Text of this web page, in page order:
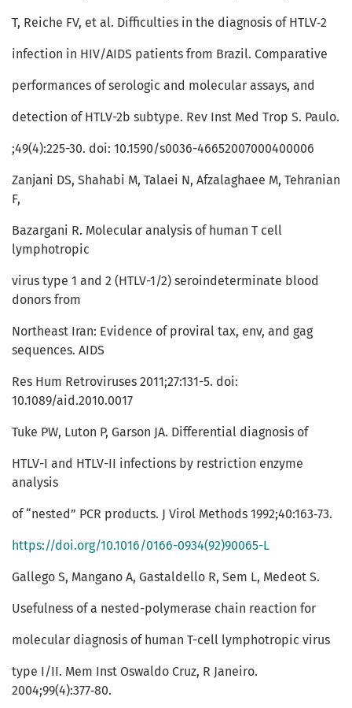
T, Reiche FV, et al. Difficulties in the diagnosis of HTLV‑2
infection in HIV/AIDS patients from Brazil. Comparative
performances of serologic and molecular assays, and
detection of HTLV-2b subtype. Rev Inst Med Trop S. Paulo.
;49(4):225-30. doi: 10.1590/s0036-46652007000400006
Zanjani DS, Shahabi M, Talaei N, Afzalaghaee M, Tehranian
F,
Bazargani R. Molecular analysis of human T cell
lymphotropic
virus type 1 and 2 (HTLV-1/2) seroindeterminate blood
donors from
Northeast Iran: Evidence of proviral tax, env, and gag
sequences. AIDS
Res Hum Retroviruses 2011;27:131-5. doi:
10.1089/aid.2010.0017
Tuke PW, Luton P, Garson JA. Differential diagnosis of
HTLV-I and HTLV-II infections by restriction enzyme
analysis
of “nested” PCR products. J Virol Methods 1992;40:163‑73.
https://doi.org/10.1016/0166-0934(92)90065-L
Gallego S, Mangano A, Gastaldello R, Sem L, Medeot S.
Usefulness of a nested-polymerase chain reaction for
molecular diagnosis of human T-cell lymphotropic virus
type I/II. Mem Inst Oswaldo Cruz, R Janeiro.
2004;99(4):377‑80.